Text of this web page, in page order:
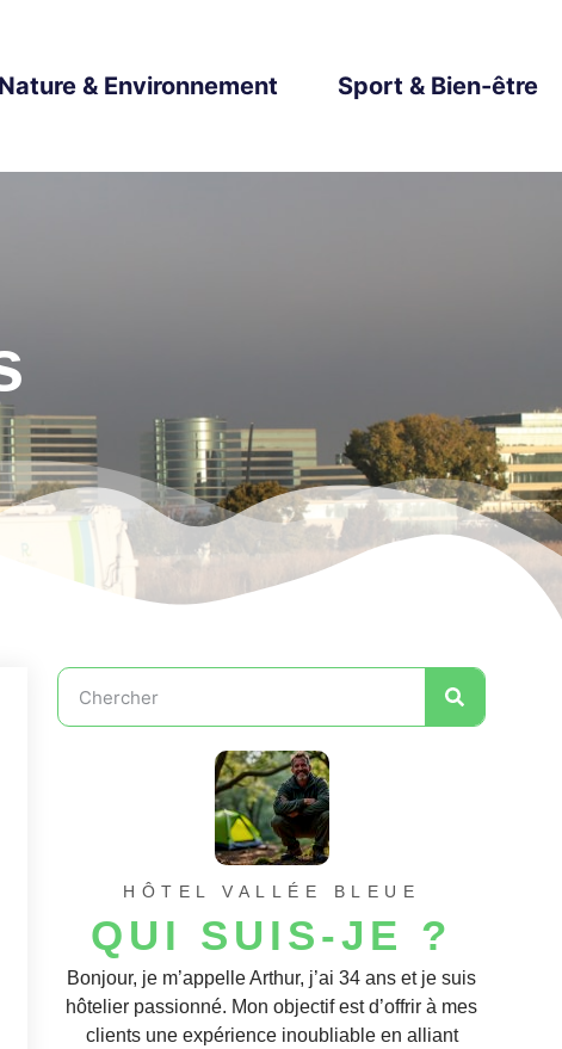
Nature & Environnement Sport & Bien-être
HÔTEL VALLÉE BLEUE
QUI SUIS-JE ?
Bonjour, je m’appelle Arthur, j’ai 34 ans et je suis
hôtelier passionné. Mon objectif est d’offrir à mes
clients une expérience inoubliable en alliant